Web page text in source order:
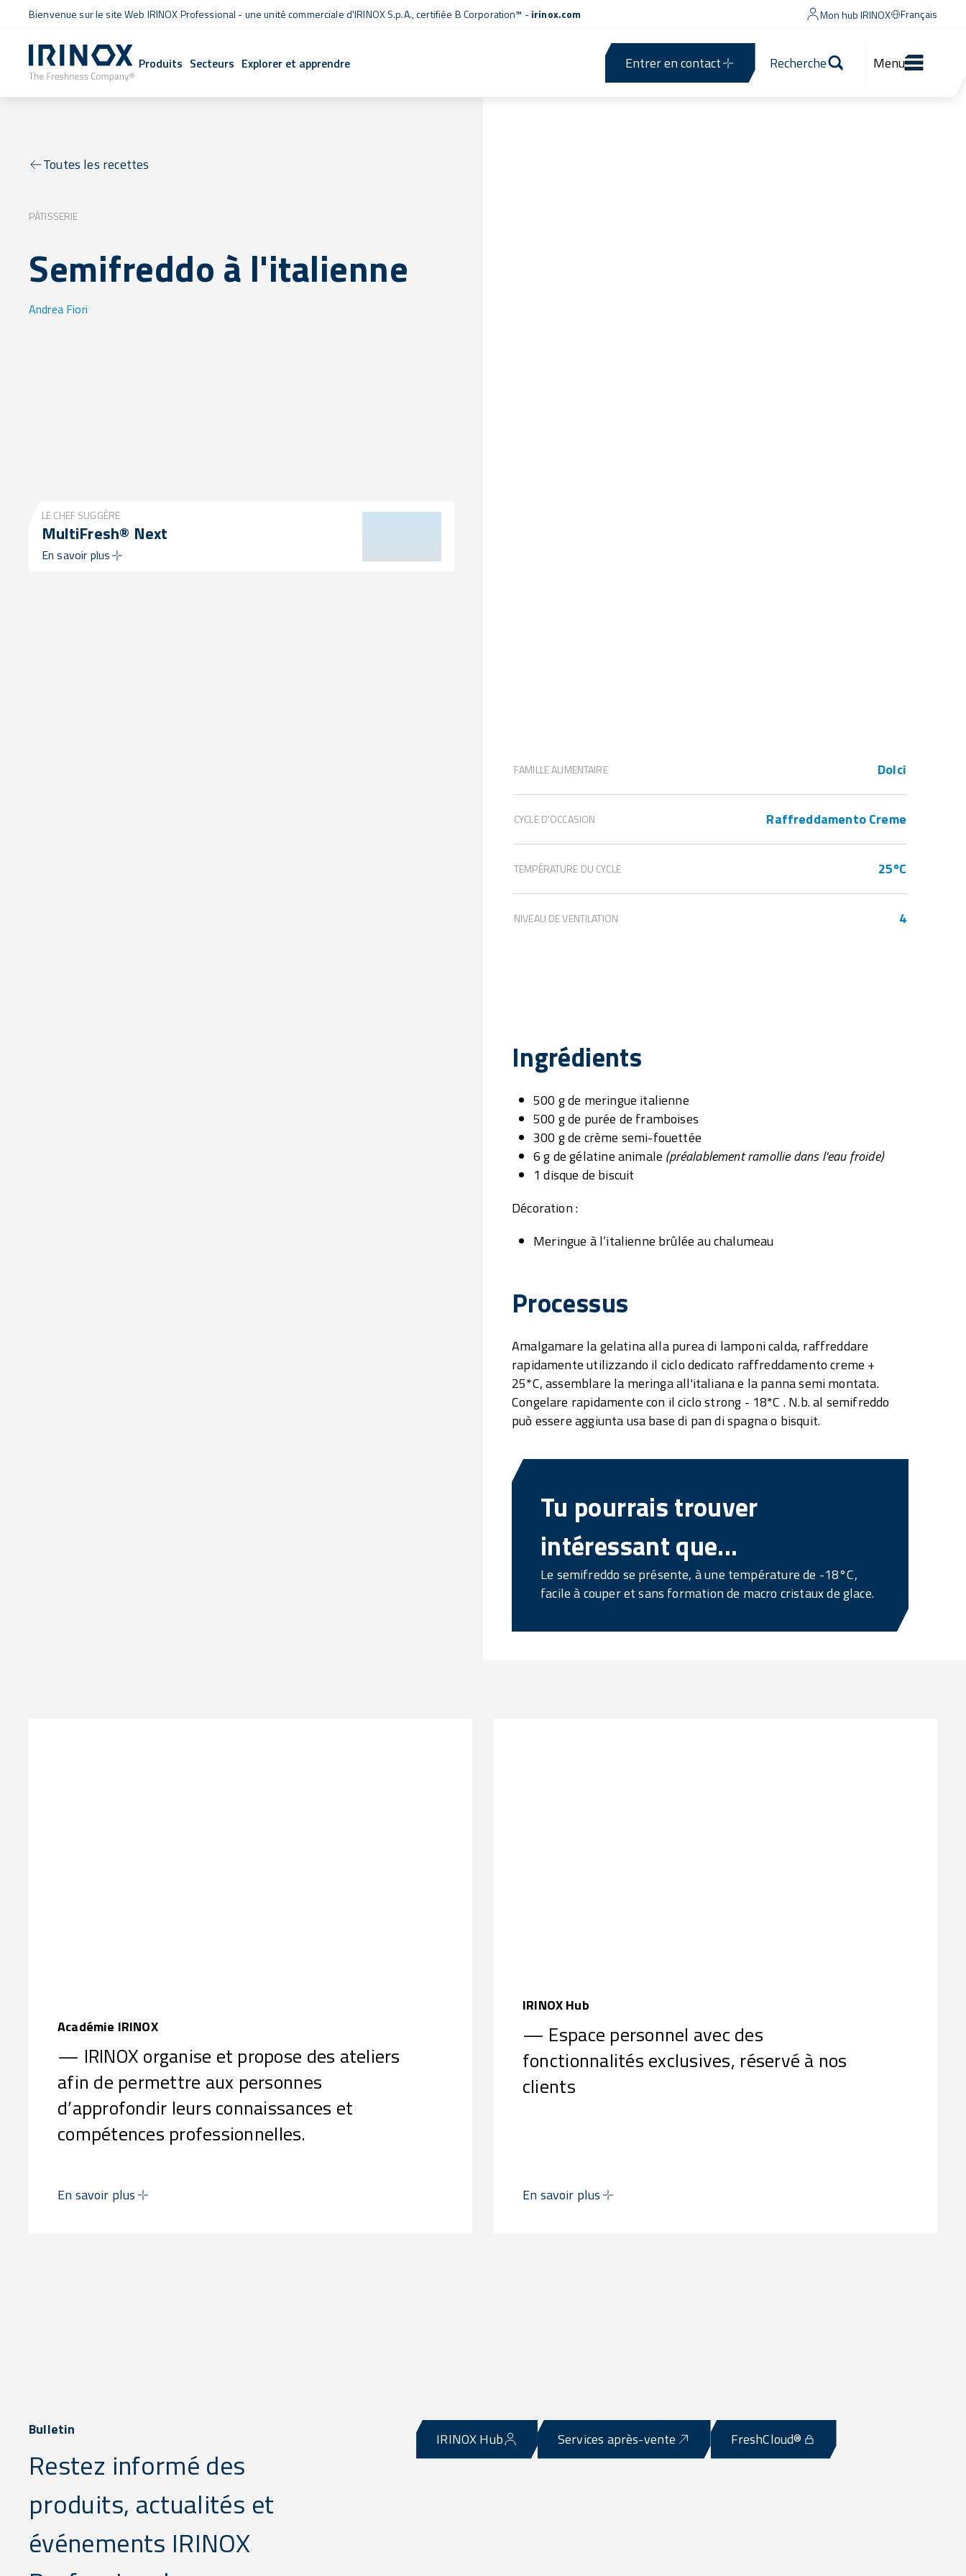
Bienvenue sur le site Web IRINOX Professional - une unité commerciale d'IRINOX S.p.A.,certifiée B Corporation™ -irinox.com Mon hub IRINOX Français
Produits Secteurs Explorer et apprendre Entrer en contact Recherche Menu
Toutes les recettes
PÂTISSERIE
Semifreddo à l'italienne
Andrea Fiori
LE CHEF SUGGÈRE
MultiFresh® Next
En savoir plus
FAMILLE ALIMENTAIRE Dolci
CYCLE D'OCCASION Raffreddamento Creme
TEMPÉRATURE DU CYCLE 25ºC
NIVEAU DE VENTILATION 4
Ingrédients
500 g de meringue italienne
500 g de purée de framboises
300 g de crème semi-fouettée
6 g de gélatine animale (préalablement ramollie dans l'eau froide)
1 disque de biscuit
Décoration :
Meringue à l’italienne brûlée au chalumeau
Processus
Amalgamare la gelatina alla purea di lamponi calda, raffreddare
rapidamente utilizzando il ciclo dedicato raffreddamento creme +
25*C, assemblare la meringa all'italiana e la panna semi montata.
Congelare rapidamente con il ciclo strong - 18*C . N.b. al semifreddo
può essere aggiunta usa base di pan di spagna o bisquit.
Tu pourrais trouver
intéressant que...
Le semifreddo se présente, à une température de -18°C,
facile à couper et sans formation de macro cristaux de glace.
Académie IRINOX
— IRINOX organise et propose des ateliers
afin de permettre aux personnes
d’approfondir leurs connaissances et
compétences professionnelles.
En savoir plus
IRINOX Hub
— Espace personnel avec des
fonctionnalités exclusives, réservé à nos
clients
En savoir plus
Bulletin
Restez informé des
produits, actualités et
événements IRINOX
IRINOX Hub Services après-vente FreshCloud®